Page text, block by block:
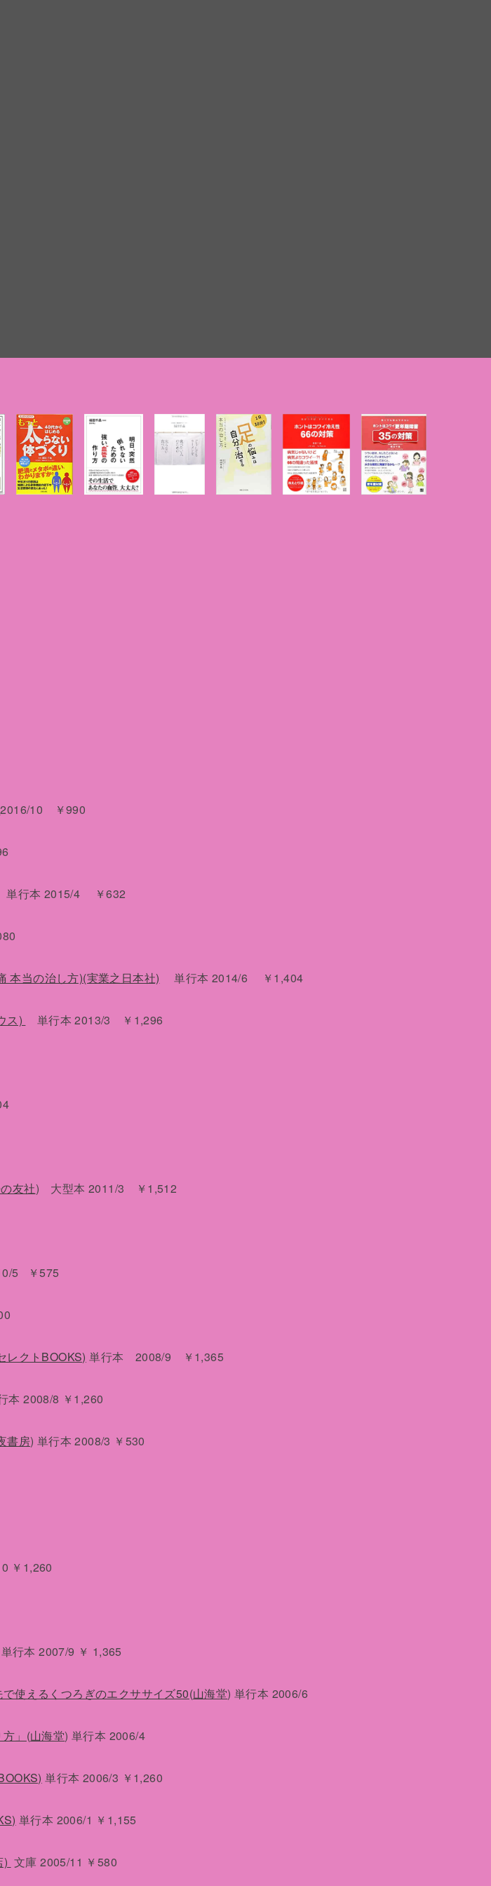
2016/10 ￥990
単行本 2015/4 ￥632
本当の治し方)(実業之日本社) 単行本 2014/6 ￥1,404
ス) 単行本 2013/3 ￥1,296
友社) 大型本 2011/3 ￥1,512
5 ￥575
レクトBOOKS) 単行本 2008/9 ￥1,365
本 2008/8 ￥1,260
書房) 単行本 2008/3 ￥530
￥1,260
行本 2007/9 ￥ 1,365
使えるくつろぎのエクササイズ50(山海堂) 単行本 2006/6
」(山海堂) 単行本 2006/4
単行本 2006/3 ￥1,260
単行本 2006/1 ￥1,155
) 文庫 2005/11 ￥580